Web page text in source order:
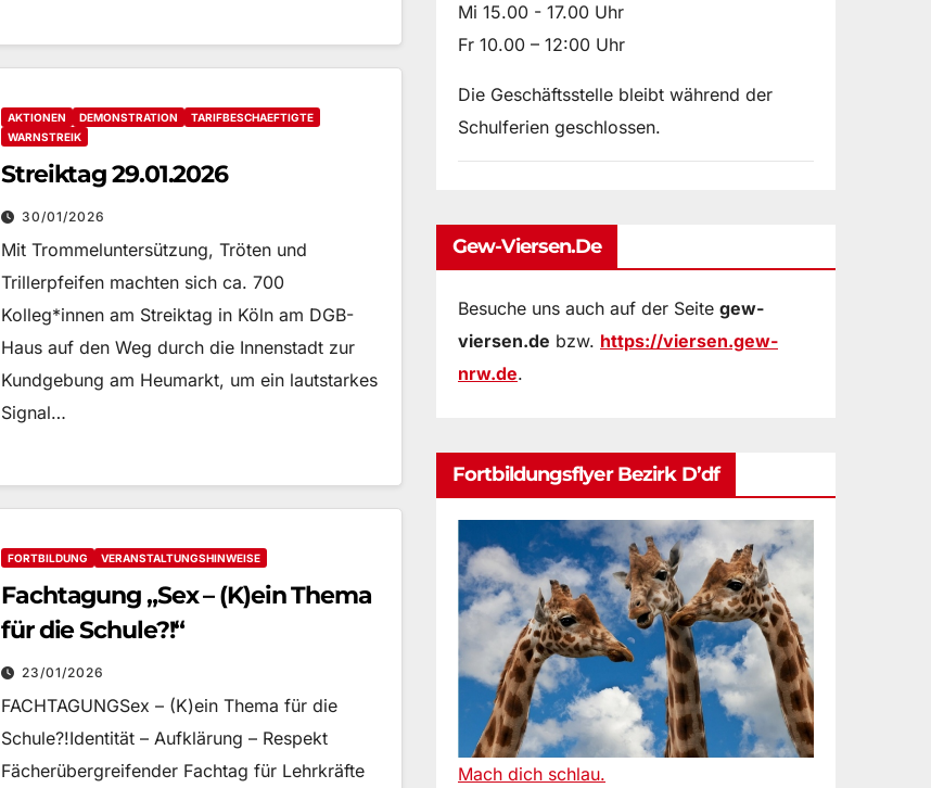
AKTIONEN DEMONSTRATION
TARIFBESCHAEFTIGTE
WARNSTREIK
Streiktag 29.01.2026
30/01/2026
Mit Trommeluntersützung, Tröten und
Trillerpfeifen machten sich ca. 700
Kolleg*innen am Streiktag in Köln am DGB-
Haus auf den Weg durch die Innenstadt zur
Kundgebung am Heumarkt, um ein lautstarkes
Signal…
FORTBILDUNG VERANSTALTUNGSHINWEISE
Fachtagung „Sex – (K)ein Thema
für die Schule?!“
23/01/2026
FACHTAGUNGSex – (K)ein Thema für die
Schule?!Identität – Aufklärung – Respekt
Fächerübergreifender Fachtag für Lehrkräfte
Mi 15.00 - 17.00 Uhr
Fr 10.00 – 12:00 Uhr
Die Geschäftsstelle bleibt während der
Schulferien geschlossen.
Gew-Viersen.de
Besuche uns auch auf der Seite gew-
viersen.de bzw. https://viersen.gew-
nrw.de.
Fortbildungsflyer Bezirk D’df
Mach dich schlau.